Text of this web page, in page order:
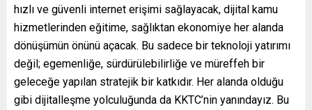
hızlı ve güvenli internet erişimi sağlayacak, dijital kamu
hizmetlerinden eğitime, sağlıktan ekonomiye her alanda
dönüşümün önünü açacak. Bu sadece bir teknoloji yatırımı
değil; egemenliğe, sürdürülebilirliğe ve müreffeh bir
geleceğe yapılan stratejik bir katkıdır. Her alanda olduğu
gibi dijitalleşme yolculuğunda da KKTC’nin yanındayız. Bu